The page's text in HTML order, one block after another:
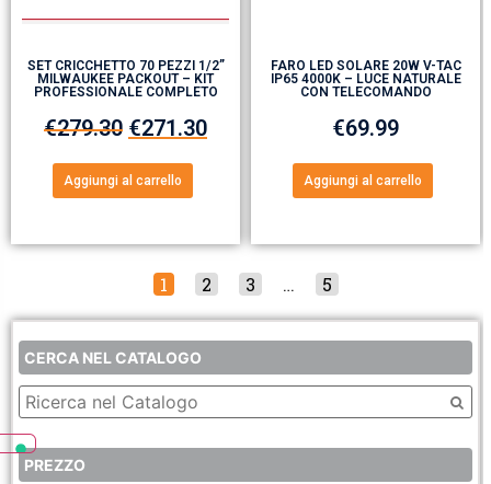
CERCA NEL CATALOGO
PREZZO
SET CRICCHETTO 70 PEZZI 1/2”
MILWAUKEE PACKOUT – KIT
PROFESSIONALE COMPLETO
€279.30 €271.30
Aggiungi al carrello
FARO LED SOLARE 20W V-TAC
IP65 4000K – LUCE NATURALE
CON TELECOMANDO
€69.99
Aggiungi al carrello
1 2 3 … 5